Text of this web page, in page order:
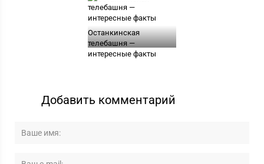
Останкинская
телебашня —
интересные факты
Добавить комментарий